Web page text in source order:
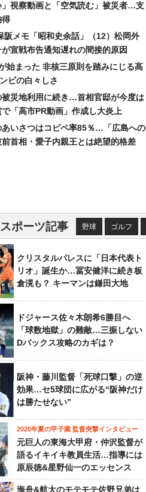
」視察動画と「空気読む」被災者…支
得
阪メモ「昭和史余話」（12）松岡外
宣戦布告通知遅れの間接的原因
始まった 非核三原則を踏みにじる高
ビの白々しさ
被災地利用に続き…首相官邸が今度は
で「高市PR動画」作成し大炎上
あいさつはコピペ率85％…「広島への
首相・愛子内親王とは絶望的格差
ポーツ記事 野球 ゴルフ
クリスタルパレスに「日本代表ト
リオ」誕生か…冨安健洋に続き板
倉滉も？ キーマンは鎌田大地
ドジャース佐々木朗希6勝目へ
「球数地獄」の難敵…三振しない
Dバックス攻略のカギは？
阪神・藤川監督「死球口撃」の逆
効果…セ5球団に広がる“阪神だけ
は勝たせない”
2026年夏の甲子園 監督突撃インタビュー
元巨人の東海大甲府・仲沢監督が
語るイキイキ教員生活…指導には
原辰徳&星野仙一のエッセンス
海舟&航大のモテモテ佐野兄弟は